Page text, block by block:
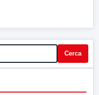
Cerca